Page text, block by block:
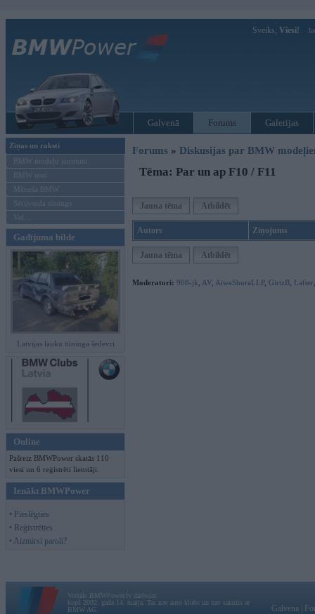
Sveiks, Viesi!
Galvenā Forums Galerijas
Ziņas un raksti
BMW modeļu jaunumi
BMW testi
Mēneša BMW
Sērijveida tūnings
Vel...
Gadījuma bilde
Latvijas lauku tūninga šedevri
Online
Pašreiz BMWPower skatās 110
viesi un 6 reģistrēti lietotāji.
Ienākt BMWPower
• Pieslēgties
• Reģistrēties
• Aizmirsi paroli?
Forums » Diskusijas par BMW
Tēma: Par un ap F10 / F11
Jauna tēma Atbildēt
Autors Ziņojums
Jauna tēma Atbildēt
Moderatori: 968-jk AV AiwaShuraLLP, GirtzB Lafter
Vortāls BMWPower.lv darbojas
kopš 2002. gada 14. maija. Tas nav auto klubs un nav saistīts ar
BMW AG.
Galvena